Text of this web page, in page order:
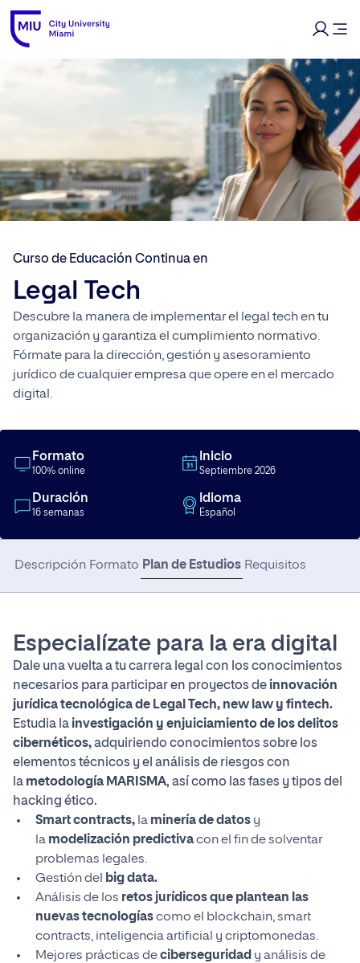
Curso de Educación Continua en
Legal Tech
Descubre la manera de implementar el legal tech en tu
organización y garantiza el cumplimiento normativo.
Fórmate para la dirección, gestión y asesoramiento
jurídico de cualquier empresa que opere en el mercado
digital.
Formato
100% online
Inicio
Septiembre 2026
Duración
16 semanas
Idioma
Español
Descripción Formato Plan de Estudios Requisitos
Especialízate para la era digital
Dale una vuelta a tu carrera legal con los conocimientos
necesarios para participar en proyectos de innovación
jurídica tecnológica de Legal Tech, new law y fintech.
Estudia la investigación y enjuiciamiento de los delitos
cibernéticos,adquiriendo conocimientos sobre los
elementos técnicos y el análisis de riesgos con
la metodología MARISMA, así como las fases y tipos del
hacking ético.
Smart contracts, la minería de datos y
la modelización predictivacon el fin de solventar
problemas legales.
Gestión del
big data.
Análisis de los retos jurídicos que plantean las
nuevas tecnologíascomo el blockchain, smart
contracts, inteligencia artificial y criptomonedas.
Mejores prácticas deciberseguridad y análisis de